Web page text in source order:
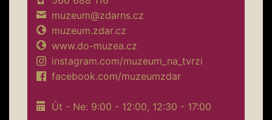
muzeum@zdarns.cz
muzeum.zdar.cz
www.do-muzea.cz
instagram.com/muzeum_na_tvrzi
facebook.com/muzeumzdar
Út - Ne: 9:00 - 12:00, 12:30 - 17:00